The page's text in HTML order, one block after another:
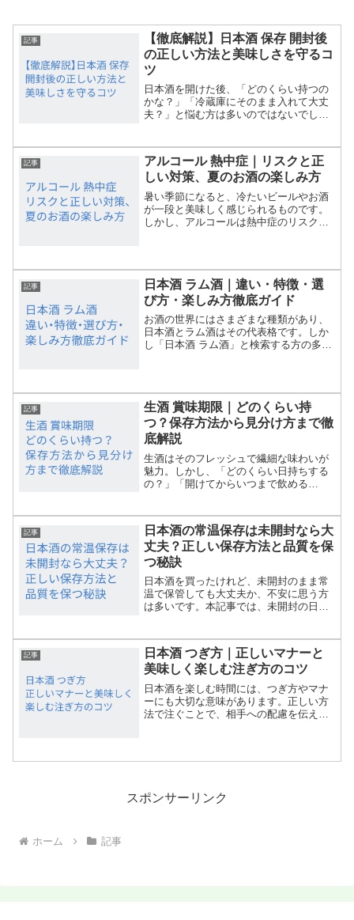
記事
【徹底解説】日本酒 保存 開封後
の正しい方法と美味しさを守るコ
ツ
日本酒を開けた後、「どのくらい持つの
かな？」「冷蔵庫にそのまま入れて大丈
夫？」と悩む方は多いのではないでしょ
変化していきます。せっかく開けた一本
を最後まで美味しく飲みた...
記事
アルコール 熱中症｜リスクと正
しい対策、夏のお酒の楽しみ方
暑い季節になると、冷たいビールやお酒
が一段と美味しく感じられるものです。
しかし、アルコールは熱中症のリスクを
症を防ぎながらお酒を楽しむ...
記事
日本酒 ラム酒｜違い・特徴・選
び方・楽しみ方徹底ガイド
お酒の世界にはさまざまな種類があり、
日本酒とラム酒はその代表格です。しか
し「日本酒 ラム酒」と検索する方の多く
記事では、日本酒とラム...
記事
生酒 賞味期限｜どのくらい持
つ？保存方法から見分け方まで徹
底解説
生酒はそのフレッシュで繊細な味わいが
魅力。しかし、「どのくらい日持ちする
の？」「開けてからいつまで飲める
法、劣化のサインをわかりやすくまとめ
ます。おいしく安全に楽しむた...
記事
日本酒の常温保存は未開封なら大
丈夫？正しい保存方法と品質を保
つ秘訣
日本酒を買ったけれど、未開封のまま常
温で保管しても大丈夫か、不安に思う方
は多いです。本記事では、未開封の日本
わかりやすくご紹介します。これであな
たの日本酒ライフがもっと...
記事
日本酒 つぎ方｜正しいマナーと
美味しく楽しむ注ぎ方のコツ
日本酒を楽しむ時間には、つぎ方やマナ
ーにも大切な意味があります。正しい方
法で注ぐことで、相手への配慮を伝えら
ます。マナーやシーン別の違...
スポンサーリンク
ホーム 記事